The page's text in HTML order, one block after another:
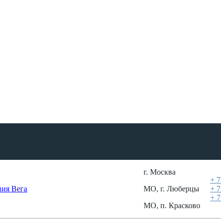
г. Москва
МО, г. Люберцы
МО, п. Красково
+
+
+